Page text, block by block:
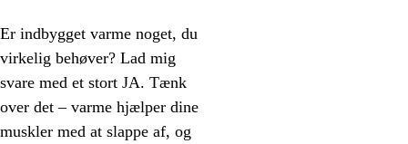
Er indbygget varme noget, du
virkelig behøver? Lad mig
svare med et stort JA. Tænk
over det – varme hjælper dine
muskler med at slappe af, og